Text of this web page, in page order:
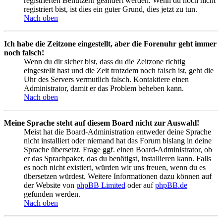
registriert bist, ist dies ein guter Grund, dies jetzt zu tun.
Nach oben
Ich habe die Zeitzone eingestellt, aber die Forenuhr geht immer
noch falsch!
Wenn du dir sicher bist, dass du die Zeitzone richtig
eingestellt hast und die Zeit trotzdem noch falsch ist, geht die
Uhr des Servers vermutlich falsch. Kontaktiere einen
Administrator, damit er das Problem beheben kann.
Nach oben
Meine Sprache steht auf diesem Board nicht zur Auswahl!
Meist hat die Board-Administration entweder deine Sprache
nicht installiert oder niemand hat das Forum bislang in deine
Sprache übersetzt. Frage ggf. einen Board-Administrator, ob
er das Sprachpaket, das du benötigst, installieren kann. Falls
es noch nicht existiert, würden wir uns freuen, wenn du es
übersetzen würdest. Weitere Informationen dazu können auf
der Website von phpBB Limited oder aufphpBB.de
gefunden werden.
Nach oben